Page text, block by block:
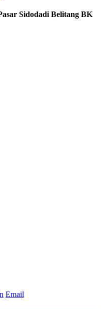
Sidodadi Belitang BK
Email